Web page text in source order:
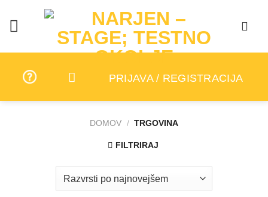
content
PRIJAVA / REGISTRACIJA
DOMOV / TRGOVINA
FILTRIRAJ